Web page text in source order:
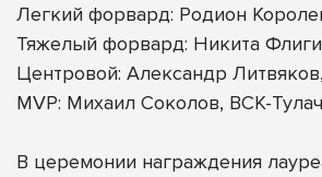
Легкий форвард: Родион
Тяжелый форвард: Никита
Центровой: Александр
MVP: Михаил Соколов, ВСК-
В церемонии награждения